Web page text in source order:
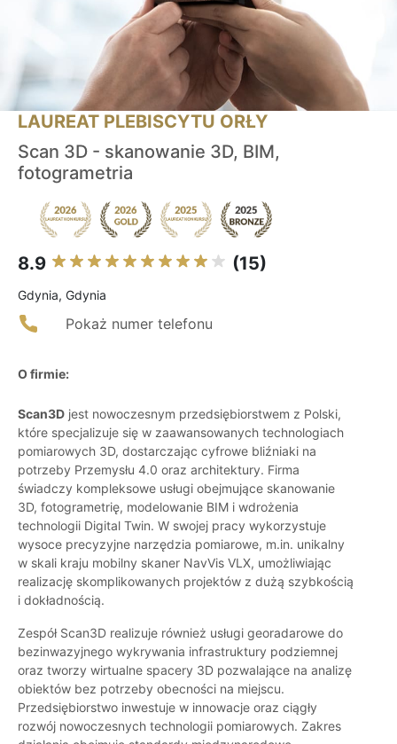
LAUREAT PLEBISCYTU ORŁY
Scan 3D - skanowanie 3D, BIM,
fotogrametria
8.9 (15)
Gdynia, Gdynia
Pokaż numer telefonu
O firmie:
Scan3D jest nowoczesnym przedsiębiorstwem z Polski,
które specjalizuje się w zaawansowanych technologiach
pomiarowych 3D, dostarczając cyfrowe bliźniaki na
potrzeby Przemysłu 4.0 oraz architektury. Firma
świadczy kompleksowe usługi obejmujące skanowanie
3D, fotogrametrię, modelowanie BIM i wdrożenia
technologii Digital Twin. W swojej pracy wykorzystuje
wysoce precyzyjne narzędzia pomiarowe, m.in. unikalny
w skali kraju mobilny skaner NavVis VLX, umożliwiając
realizację skomplikowanych projektów z dużą szybkością
i dokładnością.
Zespół Scan3D realizuje również usługi georadarowe do
bezinwazyjnego wykrywania infrastruktury podziemnej
oraz tworzy wirtualne spacery 3D pozwalające na analizę
obiektów bez potrzeby obecności na miejscu.
Przedsiębiorstwo inwestuje w innowacje oraz ciągły
rozwój nowoczesnych technologii pomiarowych. Zakres